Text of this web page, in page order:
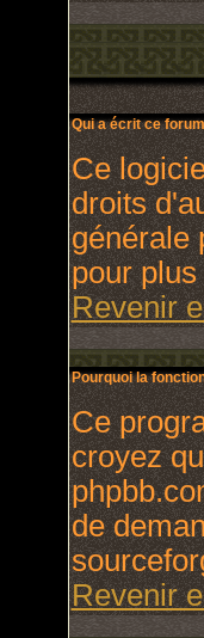
Qui a écrit ce
Ce
droits
générale
pour
Revenir
Pourquoi la
Ce
croyez
de
Revenir